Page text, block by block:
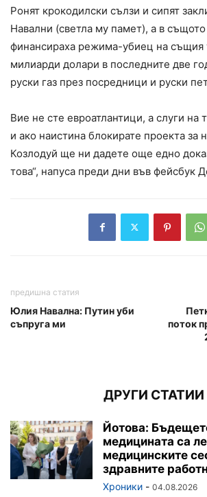
Ронят крокодилски сълзи и сипят
Навални (светла му памет), а в
финансираха режима-убиец на същия
милиарди долари в последните две
руски газ през посредници и руски
Вие не сте евроатлантици, а слуги
и ако наистина блокирате проекта за
Козлодуй ще ни дадете още едно
това“, напуса преди дни във фейсбук
предишна статия
Юлия Навална: Путин уби
съпруга ми
поток
ДРУГИ СТАТИИ
Йотова:
медицината са
медицинските
здравните
Хроники - 04.08.2026